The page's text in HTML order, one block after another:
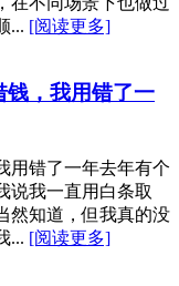
... [阅读更多]
钱，我用错了一
用错了一年去年有个
说我一直用白条取
然知道，但我真的没
... [阅读更多]